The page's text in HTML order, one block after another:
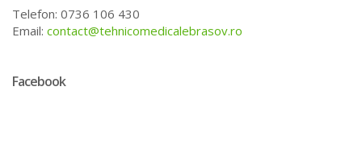
Telefon: 0736 106 430
Email: contact@tehnicomedicalebrasov.ro
Facebook